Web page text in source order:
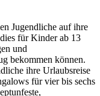
Jugendliche auf ihre
für Kinder ab 13
und
bekommen können.
ihre Urlaubsreise
für vier bis sechs